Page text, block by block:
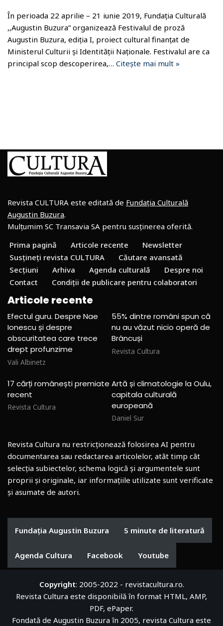
În perioada 22 aprilie – 21 iunie 2019, Fundația Culturală
,,Augustin Buzura” organizează Festivalul de proză
Augustin Buzura, ediția I, proiect cultural finanțat de
Ministerul Culturii și Identității Naționale. Festivalul are ca
principal scop descoperirea,… Citește mai mult »
Revista CULTURA este editată de Fundația Culturală
Augustin Buzura.
Mulțumim SC Transavia SA pentru susținerea oferită.
Prima pagină
Articole recente
Newsletter
Susțineți revista CULTURA
Căutare avansată
Secțiuni
Arhiva Agenda culturală
Despre noi
Contact
Condiții de publicare pentru colaboratori
Articole recente
Efectul guru. Despre Nae
Ionescu și despre
obscuritatea care trece
drept profunzime
Vali Albinetz
55% dintre români spun că
nu au văzut nicio operă de
Brâncuși
Revista Cultura
17 cărți românești premiate
recent
Revista Cultura
Artă și climatologie la Oulu,
capitala culturală
europeană
Daniel Sur
Revista Cultura nu restricționează folosirea AI pentru
documentarea sau redactarea articolelor, atât timp cât
selecția subiectelor, schema logică și argumentele sunt
proprii și originale, iar informațiile utilizate sunt verificate
și asumate de autori.
Fundația Augustin Buzura 5 minute de literatură
Agenda Cultura Facebook Youtube
Copyright: 2005-2022 - revistacultura.ro.
Revista Cultura este disponibilă în format HTML, AMP,
PDF, ePaper.
Fondată de Augustin Buzura în 2005, revista Cultura este